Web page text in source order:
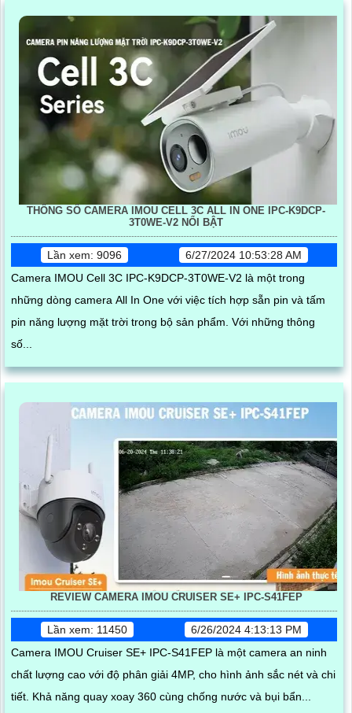
THÔNG SỐ CAMERA IMOU CELL 3C ALL IN ONE IPC-K9DCP-
3T0WE-V2 NỔI BẬT
Lần xem: 9096
6/27/2024 10:53:28 AM
Camera IMOU Cell 3C IPC-K9DCP-3T0WE-V2 là một trong
những dòng camera All In One với việc tích hợp sẵn pin và tấm
pin năng lượng mặt trời trong bộ sản phẩm. Với những thông
số...
REVIEW CAMERA IMOU CRUISER SE+ IPC-S41FEP
Lần xem: 11450
6/26/2024 4:13:13 PM
Camera IMOU Cruiser SE+ IPC-S41FEP là một camera an ninh
chất lượng cao với độ phân giải 4MP, cho hình ảnh sắc nét và chi
tiết. Khả năng quay xoay 360 cùng chống nước và bụi bẩn...